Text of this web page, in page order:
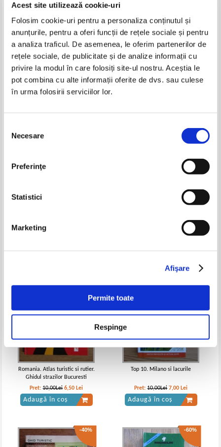
Acest site utilizează cookie-uri
Folosim cookie-uri pentru a personaliza conținutul și
anunțurile, pentru a oferi funcții de rețele sociale și pentru
a analiza traficul. De asemenea, le oferim partenerilor de
rețele sociale, de publicitate și de analize informații cu
privire la modul în care folosiți site-ul nostru. Aceștia le
pot combina cu alte informații oferite de dvs. sau culese
în urma folosirii serviciilor lor.
consimțământului
Necesare
Preferinţe
Statistici
Marketing
Afişare
Permite toate
Respinge
Bucuresti. Ghidul strazilor
Pret:10,00Lei 5,00 Lei
Adaugă în coș
Gh. Epuran - Le Nord de la
Moldavie. Circuit touristique
Pret:17,00Lei 6,80 Lei
Adaugă în coș
Adaugă în coș
Turkey, gate to the Orient
Lei
Romania. Atlas turistic si rutier.
Ghidul strazilor Bucuresti
Pret:10,00Lei 6,50 Lei
Adaugă în coș
Top 10. Milano si lacurile
Pret:10,00Lei 7,00 Lei
Adaugă în coș
-40% -60%